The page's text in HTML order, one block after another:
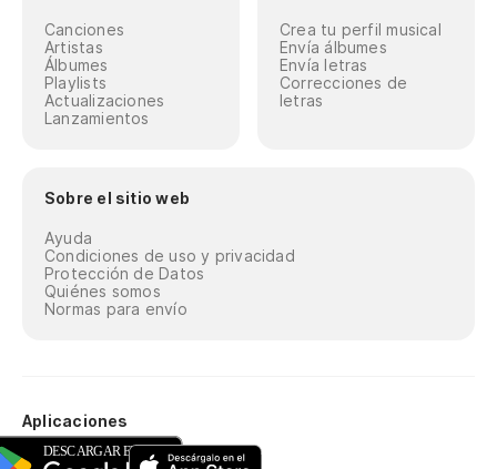
Canciones
Artistas
Álbumes
Playlists
Actualizaciones
Lanzamientos
Crea tu perfil musical
Envía álbumes
Envía letras
Correcciones de
letras
Sobre el sitio web
Ayuda
Condiciones de uso y privacidad
Protección de Datos
Quiénes somos
Normas para envío
Aplicaciones